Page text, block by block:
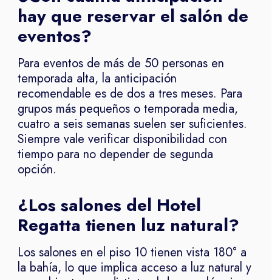
hay que reservar el salón de
eventos?
Para eventos de más de 50 personas en
temporada alta, la anticipación
recomendable es de dos a tres meses. Para
grupos más pequeños o temporada media,
cuatro a seis semanas suelen ser suficientes.
Siempre vale verificar disponibilidad con
tiempo para no depender de segunda
opción.
¿Los salones del Hotel
Regatta tienen luz natural?
Los salones en el piso 10 tienen vista 180° a
la bahía, lo que implica acceso a luz natural y